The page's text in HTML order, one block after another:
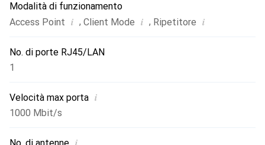
Modalità di funzionamento
Access Point i , Client Mode i , Ripetitore i
No. di porte RJ45/LAN
1
Velocità max porta i
1000 Mbit/s